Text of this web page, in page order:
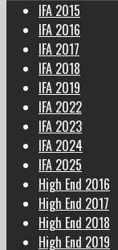
IFA 2015
IFA 2016
IFA 2017
IFA 2018
IFA 2019
IFA 2022
IFA 2023
IFA 2024
IFA 2025
High End 2016
High End 2017
High End 2018
High End 2019